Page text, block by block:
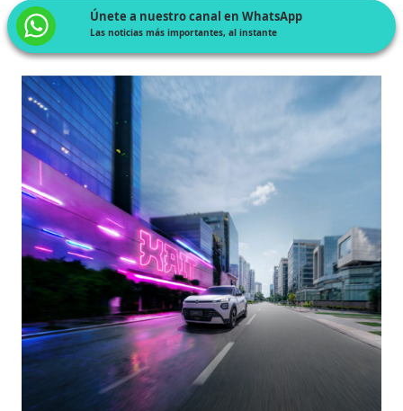
Únete a nuestro canal en WhatsApp
Las noticias más importantes, al instante